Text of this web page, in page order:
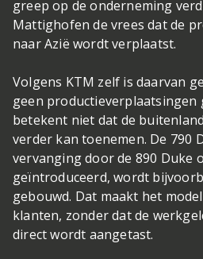
greep op de onderneming
Mattighofen de vrees dat de
naar Azië wordt verplaatst.
Volgens KTM zelf is daarvan
geen productieverplaatsingen
betekent niet dat de
verder kan toenemen. De 790
vervanging door de 890 Duke
geïntroduceerd, wordt
gebouwd. Dat maakt het
klanten, zonder dat de
direct wordt aangetast.